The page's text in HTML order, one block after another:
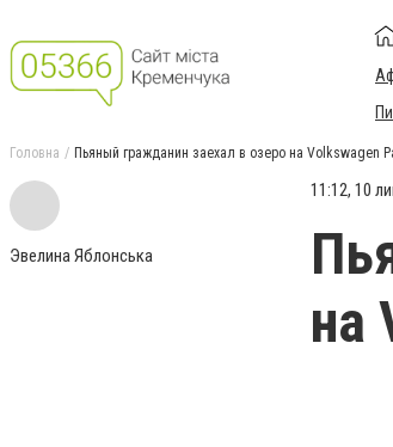
Головна Пьяный гражданин заехал в озеро на Volkswagen
Эвелина Яблонська
11:12, 10
на